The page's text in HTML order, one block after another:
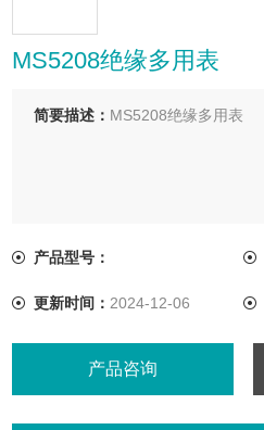
MS5208绝缘多用表
简要描述： MS5208绝缘多用表
产品型号：
更新时间： 2024-12-06
产品咨询